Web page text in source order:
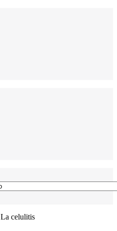
La celulitis